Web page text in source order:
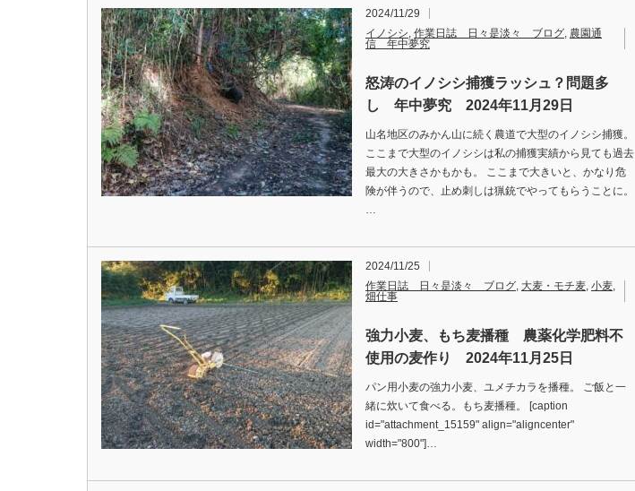
2024/11/29
イノシシ, 作業日誌 日々是淡々 ブログ, 農園通
信 年中夢究
怒涛のイノシシ捕獲ラッシュ？問題多
し 年中夢究 2024年11月29日
山名地区のみかん山に続く農道で大型のイノシシ捕獲。
ここまで大型のイノシシは私の捕獲実績から見ても過去
最大の大きさかもかも。 ここまで大きいと、かなり危
険が伴うので、止め刺しは猟銃でやってもらうことに。
…
2024/11/25
作業日誌 日々是淡々 ブログ, 大麦・モチ麦, 小麦,
畑仕事
強力小麦、もち麦播種 農薬化学肥料不
使用の麦作り 2024年11月25日
パン用小麦の強力小麦、ユメチカラを播種。 ご飯と一
緒に炊いて食べる。もち麦播種。 [caption
id="attachment_15159" align="aligncenter"
width="800"]…